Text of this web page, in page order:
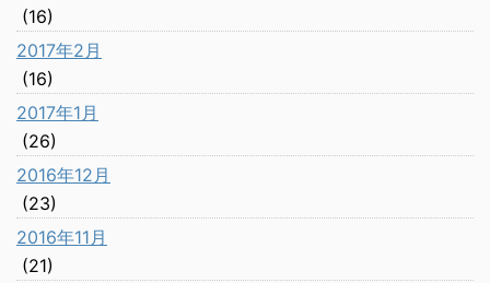
(16)
2017年2月
(16)
2017年1月
(26)
2016年12月
(23)
2016年11月
(21)